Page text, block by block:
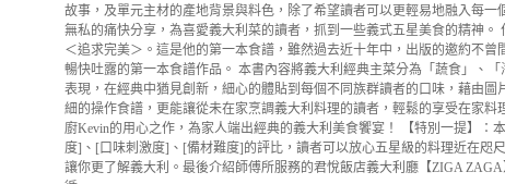
故事，及單元主材的產地背景與料色，除了希望讀者可以更輕易地融入每一
無私的痛快分享，為喜愛義大利菜的讀者，抓到一些義式五星美食的精神。
＜追求完美＞。這是他的第一本食譜，雖然過去近十年中，出版的邀約不曾
暢快吐露的第一本食譜作品。 本書內容將義大利經典主菜分為「蔬食」、
表現，在經典中猶見創新，細心的體貼到每個不同族群讀者的口味，藉由圖
細的操作食譜，更能讓從未在家烹調義大利料理的讀者，輕鬆的享受在家料
廚Kevin的用心之作，為家人端出經典的義大利美食饗宴！ 【特別一提】：
度]、[口味刺激度]、[備材難度]的評比，讀者可以放心五星級的料理近在咫
讓你更了解義大利。最後介紹師傅所服務的君悅飯店義大利廳【ZIGA